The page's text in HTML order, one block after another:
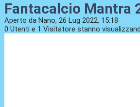
Fantacalcio Mantra
Aperto da Nano, 26 Lug 2022, 15:18
0 Utenti e 1 Visitatore stanno